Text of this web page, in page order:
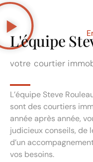
L'équipe
votre courtier
L’équipe Steve
sont des courtiers
année après année,
judicieux conseils, de
d’un
vos besoins.